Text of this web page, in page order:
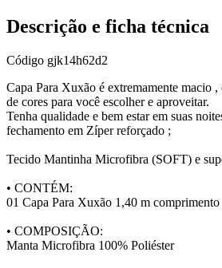
Descrição e ficha técnica
Código gjk14h62d2
Capa Para Xuxão é extremamente macio
de cores para você escolher e aproveitar.
Tenha qualidade e bem estar em suas
fechamento em Zíper reforçado ;
Tecido Mantinha Microfibra (SOFT) e
• CONTÉM:
01 Capa Para Xuxão 1,40 m
• COMPOSIÇÃO:
Manta Microfibra 100% Poliéster